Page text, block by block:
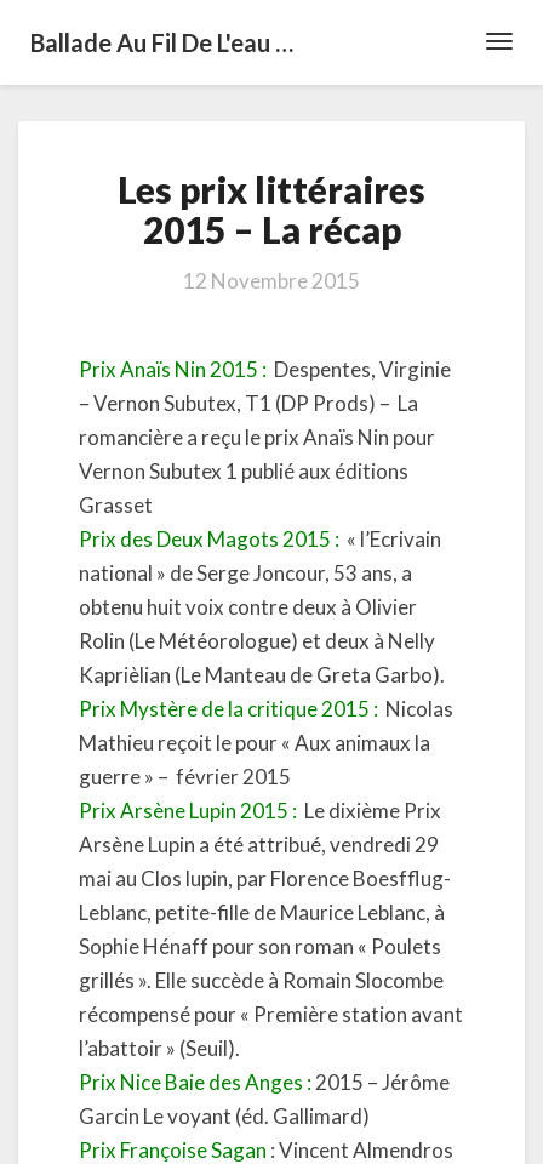
Ballade Au Fil De L'eau …
prix
littéraires
2015
La
Les prix littéraires
2015 – La récap
12 Novembre 2015
Prix Anaïs Nin 2015 : Despentes, Virginie
– Vernon Subutex, T1 (DP Prods) – La
romancière a reçu le prix Anaïs Nin pour
Vernon Subutex 1 publié aux éditions
Grasset
Prix des Deux Magots 2015 : « l’Ecrivain
national » de Serge Joncour, 53 ans, a
obtenu huit voix contre deux à Olivier
Rolin (Le Météorologue) et deux à Nelly
Kaprièlian (Le Manteau de Greta Garbo).
Prix Mystère de la critique 2015 : Nicolas
Mathieu reçoit le pour « Aux animaux la
guerre » – février 2015
Prix Arsène Lupin 2015 : Le dixième Prix
Arsène Lupin a été attribué, vendredi 29
mai au Clos lupin, par Florence Boesfflug-
Leblanc, petite-fille de Maurice Leblanc, à
Sophie Hénaff pour son roman « Poulets
grillés ». Elle succède à Romain Slocombe
récompensé pour « Première station avant
l’abattoir » (Seuil).
Prix Nice Baie des Anges :2015 – Jérôme
Garcin Le voyant (éd. Gallimard)
Prix Françoise Sagan : Vincent Almendros